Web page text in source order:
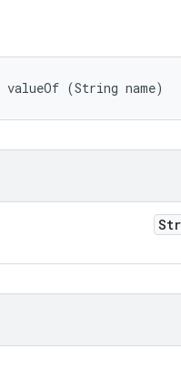
valueOf (String name)